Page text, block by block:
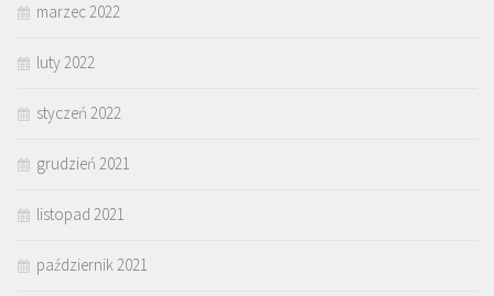
marzec 2022
luty 2022
styczeń 2022
grudzień 2021
listopad 2021
październik 2021